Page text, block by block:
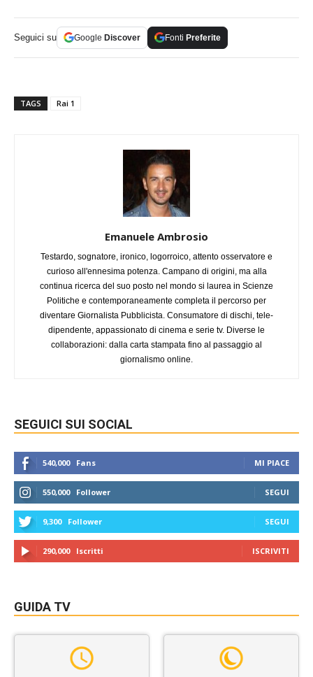
Seguici su Google Discover Fonti Preferite
TAGS Rai 1
Emanuele Ambrosio
Testardo, sognatore, ironico, logorroico, attento osservatore e
curioso all'ennesima potenza. Campano di origini, ma alla
continua ricerca del suo posto nel mondo si laurea in Scienze
Politiche e contemporaneamente completa il percorso per
diventare Giornalista Pubblicista. Consumatore di dischi, tele-
dipendente, appassionato di cinema e serie tv. Diverse le
collaborazioni: dalla carta stampata fino al passaggio al
giornalismo online.
SEGUICI SUI SOCIAL
540,000 Fans MI PIACE
550,000 Follower SEGUI
9,300 Follower SEGUI
290,000 Iscritti ISCRIVITI
GUIDA TV